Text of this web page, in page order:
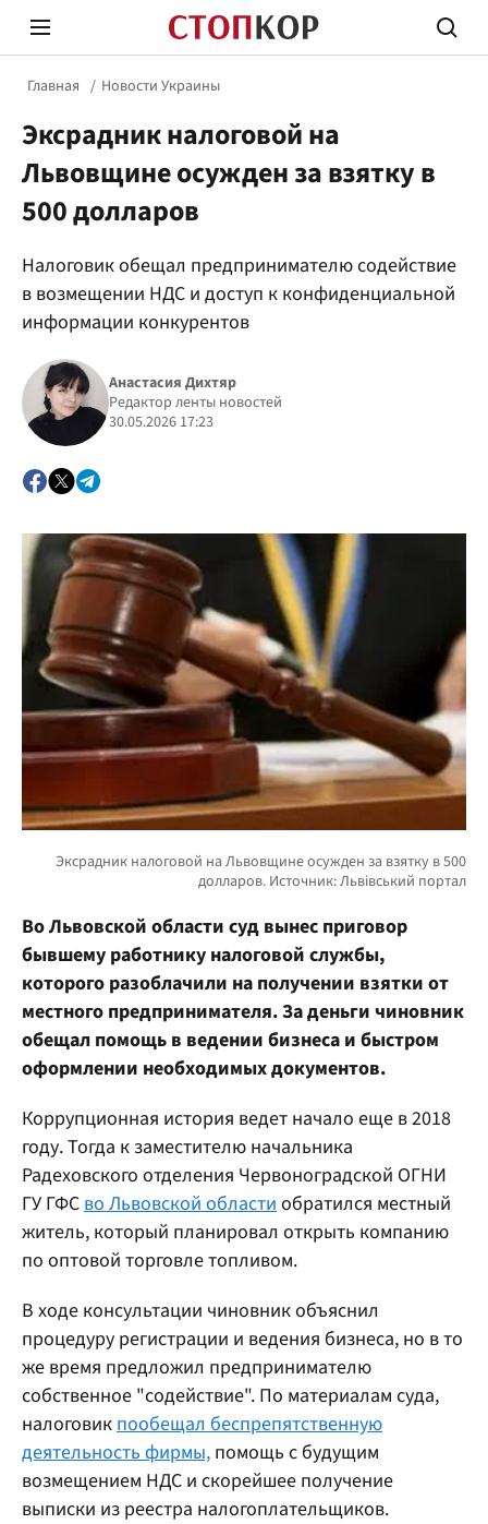
Политика
Главная Новости Украины
Эксрадник налоговой на
Львовщине осужден за взятку в
500 долларов
Налоговик обещал предпринимателю содействие
в возмещении НДС и доступ к конфиденциальной
информации конкурентов
Анастасия Дихтяр
Редактор ленты новостей
30.05.2026 17:23
Во Львовской области суд вынес приговор
бывшему работнику налоговой службы,
которого разоблачили на получении взятки от
местного предпринимателя. За деньги чиновник
обещал помощь в ведении бизнеса и быстром
оформлении необходимых документов.
Коррупционная история ведет начало еще в 2018
году. Тогда к заместителю начальника
Радеховского отделения Червоноградской ОГНИ
ГУ ГФС во Львовской области обратился местный
житель, который планировал открыть компанию
по оптовой торговле топливом.
В ходе консультации чиновник объяснил
процедуру регистрации и ведения бизнеса, но в то
же время предложил предпринимателю
собственное "содействие". По материалам суда,
налоговик пообещал беспрепятственную
деятельность фирмы, помощь с будущим
возмещением НДС и скорейшее получение
выписки из реестра налогоплательщиков.